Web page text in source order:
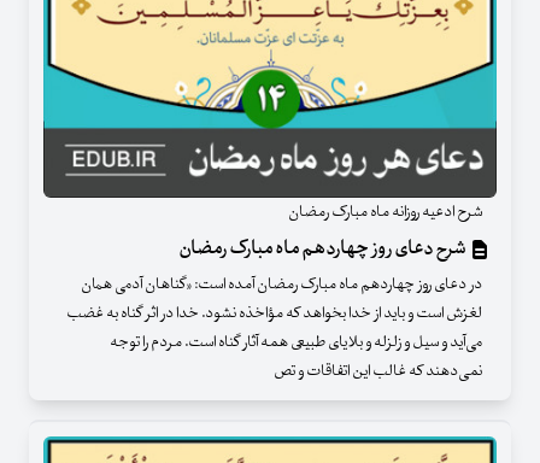
شرح ادعیه روزانه ماه مبارک رمضان
شرح دعای روز چهاردهم ماه مبارک رمضان
در دعای روز چهاردهم ماه مبارک رمضان آمده است: «گناهان آدمی همان
لغزش است و باید از خدا بخواهد که مؤاخذه نشود. خدا در اثر گناه به غضب
می‌آید و سیل و زلزله و بلایای طبیعی همه آثار گناه است. مردم را توجه
نمی‌دهند که غالب این اتفاقات و تص